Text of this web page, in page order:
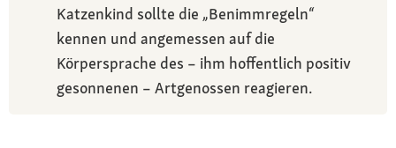
Katzenkind sollte die „Benimmregeln“
kennen und angemessen auf die
Körpersprache des – ihm hoffentlich positiv
gesonnenen – Artgenossen reagieren.